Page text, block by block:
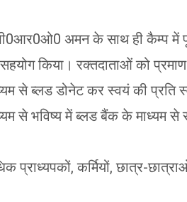
अमन के साथ ही कैम्प में
किया। रक्तदाताओं को
से ब्लड डोनेट कर स्वयं की प्रति
से भविष्य में ब्लड बैंक के माध्यम से
प्राध्यपकों, कर्मियों, छात्र-